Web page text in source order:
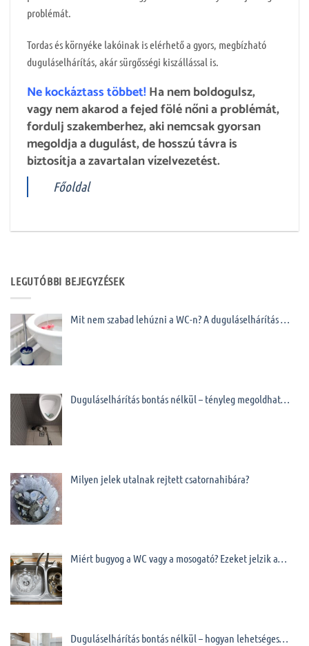
problémát.
Tordas és környéke lakóinak is elérhető a gyors, megbízható
duguláselhárítás, akár sürgősségi kiszállással is.
Ne kockáztass többet!Ha nem boldogulsz,
vagy nem akarod a fejed fölé nőni a problémát,
fordulj szakemberhez, aki nemcsak gyorsan
megoldja a dugulást, de hosszú távra is
biztosítja a zavartalan vízelvezetést.
Főoldal
LEGUTÓBBI BEJEGYZÉSEK
Mit nem szabad lehúzni a WC-n? A duguláselhárítás …
Duguláselhárítás bontás nélkül – tényleg megoldhat…
Milyen jelek utalnak rejtett csatornahibára?
Miért bugyog a WC vagy a mosogató? Ezeket jelzik a…
Duguláselhárítás bontás nélkül – hogyan lehetséges…